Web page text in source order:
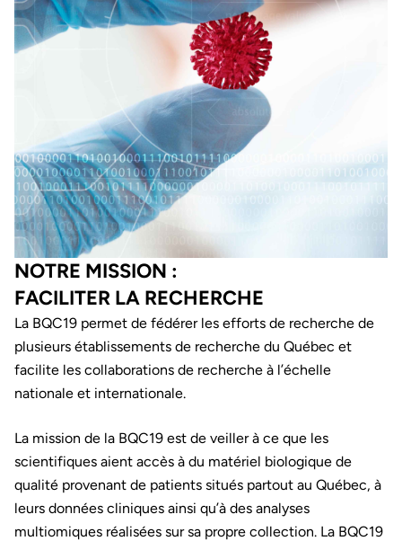
NOTRE MISSION :
FACILITER LA RECHERCHE
La BQC19 permet de fédérer les efforts de recherche de
plusieurs établissements de recherche du Québec et
facilite les collaborations de recherche à l’échelle
nationale et internationale.
La mission de la BQC19 est de veiller à ce que les
scientifiques aient accès à du matériel biologique de
qualité provenant de patients situés partout au Québec, à
leurs données cliniques ainsi qu’à des analyses
multiomiques réalisées sur sa propre collection. La BQC19